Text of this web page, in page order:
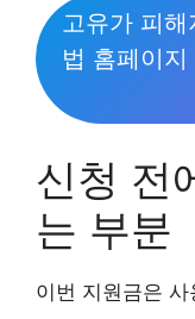
고유가 피
법 홈페이
신청 전
는 부분
이번 지원금은